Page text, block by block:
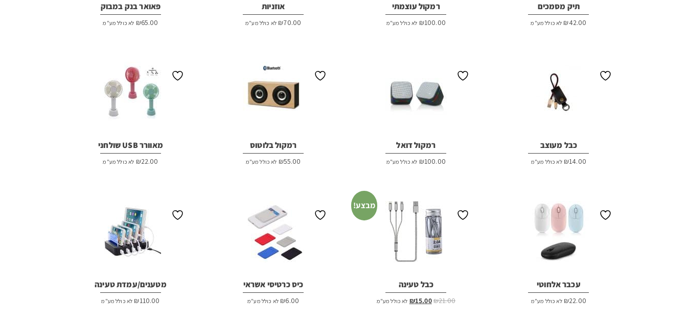
תיק מסמכים
₪42.00 לא כולל מע"מ
רמקול עוצמתי
₪100.00 לא כולל מע"מ
אוזניות
₪70.00 לא כולל מע"מ
פאואר בנק במבוק
₪65.00 לא כולל מע"מ
כבל מעוצב
₪14.00 לא כולל מע"מ
רמקול דואל
₪100.00 לא כולל מע"מ
רמקול בלוטוס
₪55.00 לא כולל מע"מ
מאוורר USB שולחני
₪22.00 לא כולל מע"מ
עכבר אלחוטי
₪22.00 לא כולל מע"מ
מבצע!
כבל טעינה
₪21.00
המחיר₪15.00 המחיר
לא כולל מע"מ
כיס כרטיסי אשראי
₪6.00 לא כולל מע"מ
מטענים/עמדת טעינה
₪110.00 לא כולל מע"מ